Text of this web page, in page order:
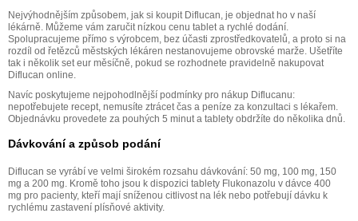
Nejvýhodnějším způsobem, jak si koupit Diflucan, je objednat ho v naší
lékárně. Můžeme vám zaručit nízkou cenu tablet a rychlé dodání.
Spolupracujeme přímo s výrobcem, bez účasti zprostředkovatelů, a proto si na
rozdíl od řetězců městských lékáren nestanovujeme obrovské marže. Ušetříte
tak i několik set eur měsíčně, pokud se rozhodnete pravidelně nakupovat
Diflucan online.
Navíc poskytujeme nejpohodlnější podmínky pro nákup Diflucanu:
nepotřebujete recept, nemusíte ztrácet čas a peníze za konzultaci s lékařem.
Objednávku provedete za pouhých 5 minut a tablety obdržíte do několika dnů.
Dávkování a způsob podání
Diflucan se vyrábí ve velmi širokém rozsahu dávkování: 50 mg, 100 mg, 150
mg a 200 mg. Kromě toho jsou k dispozici tablety Flukonazolu v dávce 400
mg pro pacienty, kteří mají sníženou citlivost na lék nebo potřebují dávku k
rychlému zastavení plísňové aktivity.